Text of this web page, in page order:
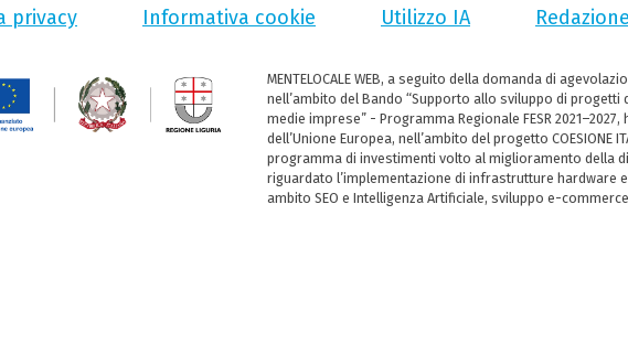
privacy Informativa cookie Utilizzo IA
MENTELOCALE WEB, a seguito della domanda di
nell’ambito del Bando “Supporto allo sviluppo di
medie imprese” - Programma Regionale FESR
dell’Unione Europea, nell’ambito del progetto COESIONE
programma di investimenti volto al miglioramento della
riguardato l’implementazione di infrastrutture hardware
ambito SEO e Intelligenza Artificiale, sviluppo e-